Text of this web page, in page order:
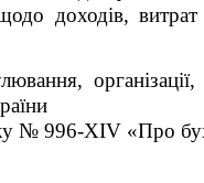
щодо доходів,
№ 996-XIV «Про